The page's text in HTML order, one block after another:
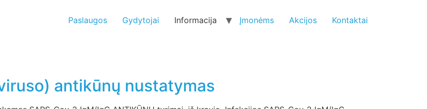
Paslaugos Gydytojai Informacija Įmonėms Akcijos Kontaktai
antikūnų nustatymas